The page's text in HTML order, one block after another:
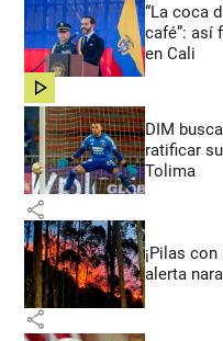
“La coca
café”: así
en Cali
share
DIM
ratificar
Tolima
share
¡Pilas
alerta
share